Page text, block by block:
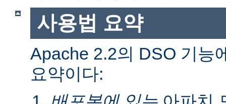
사용법 요약
Apache 2.2의 DSO 기능
요약이다: